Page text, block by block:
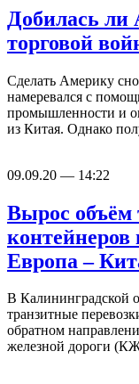
Добилась ли
торговой
Сделать Америку
намеревался с
промышленности и
из Китая. Однако
09.09.20 — 14:22
Вырос объём
Европа –
В Калининградской
транзитные
обратном
железной дороги